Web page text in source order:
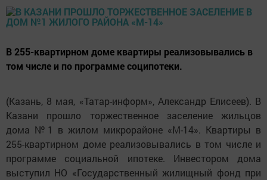
В 255-квартирном доме квартиры реализовывались в
том числе и по программе соципотеки.
(Казань, 8 мая, «Татар-информ», Александр Елисеев). В
Казани прошло торжественное заселение жильцов
дома №1 в жилом микрорайоне «М-14». Квартиры в
255-квартирном доме реализовывались в том числе и
программе социальной ипотеке. Инвестором дома
выступил НО «Государственный жилищный фонд при